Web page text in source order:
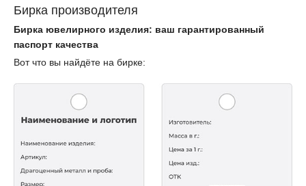
Бирка производителя
Бирка ювелирного изделия: ваш гарантированный
паспорт качества
Вот что вы найдёте на бирке: